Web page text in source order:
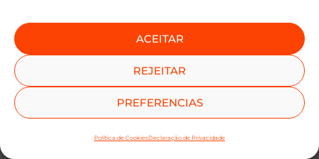
ACEITAR
REJEITAR
PREFERENCIAS
Política de CookiesDeclaração de Privacidade